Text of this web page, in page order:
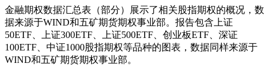
金融期权数据汇总表（部分）展示了相关股指期权的概况，数
据来源于WIND和五矿期货期权事业部。报告包含上证
50ETF、上证300ETF、上证500ETF、创业板ETF、深证
100ETF、中证1000股指期权等品种的图表，数据同样来源于
WIND和五矿期货期权事业部。